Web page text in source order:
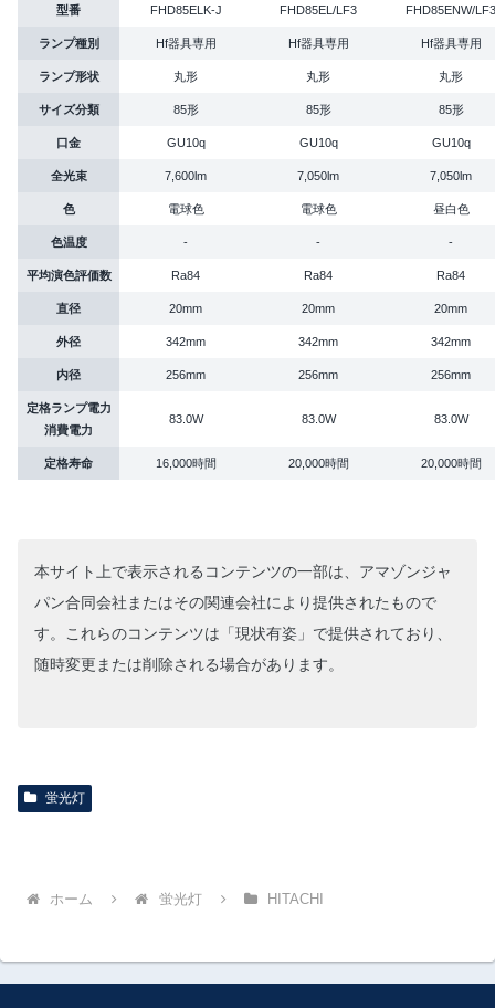
型番 FHD85ELK-J FHD85EL/LF3 FHD85ENW/LF3
ランプ種別 Hf器具専用 Hf器具専用 Hf器具専用
ランプ形状 丸形 丸形 丸形
サイズ分類 85形 85形 85形
口金 GU10q GU10q GU10q
全光束 7,600lm 7,050lm 7,050lm
色 電球色 電球色 昼白色
色温度 - - -
平均演色評価数 Ra84 Ra84 Ra84
直径 20mm 20mm 20mm
外径 342mm 342mm 342mm
内径 256mm 256mm 256mm
定格ランプ電力
消費電力
83.0W 83.0W 83.0W
定格寿命 16,000時間 20,000時間 20,000時間
本サイト上で表示されるコンテンツの一部は、アマゾンジャ
パン合同会社またはその関連会社により提供されたもので
す。これらのコンテンツは「現状有姿」で提供されており、
随時変更または削除される場合があります。
蛍光灯
ホーム 蛍光灯 HITACHI